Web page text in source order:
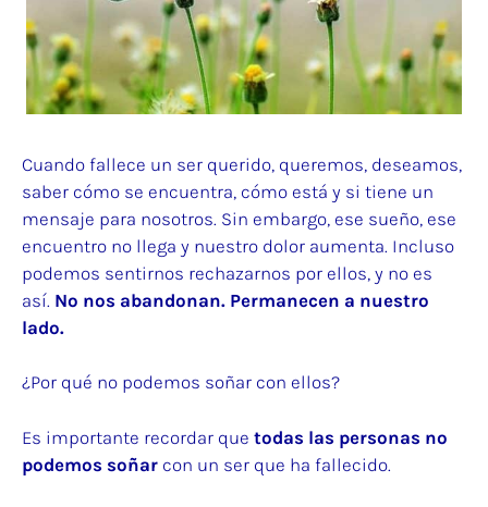
Cuando fallece un ser querido, queremos, deseamos,
saber cómo se encuentra, cómo está y si tiene un
mensaje para nosotros. Sin embargo, ese sueño, ese
encuentro no llega y nuestro dolor aumenta. Incluso
podemos sentirnos rechazarnos por ellos, y no es
así. No nos abandonan. Permanecen a nuestro
lado.
¿Por qué no podemos soñar con ellos?
Es importante recordar que todas las personas no
podemos soñar con un ser que ha fallecido.